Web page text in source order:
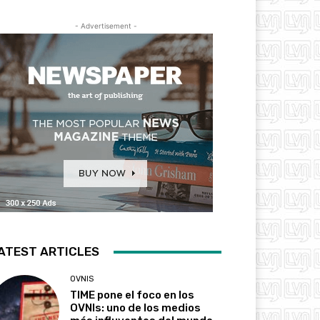
- Advertisement -
ARTICLES
OVNIS
TIME pone el foco en los
OVNIs: uno de los medios